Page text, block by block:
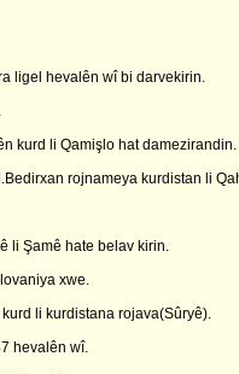
ligel hevalên wî bi darvekirin.
kurd li Qamişlo hat damezirandin.
rojnameya kurdistan li
li Şamê hate belav kirin.
xwe.
li kurdistana rojava(Sûryê).
hevalên wî.